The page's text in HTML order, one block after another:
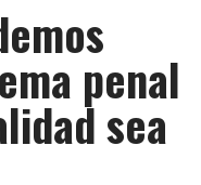
penal
sea